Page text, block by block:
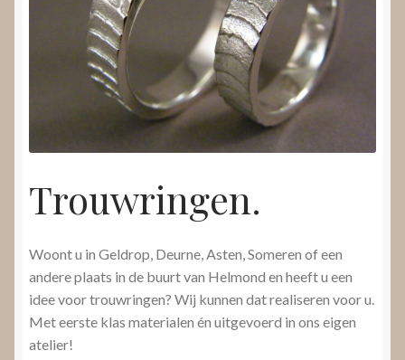
Trouwringen.
Woont u in Geldrop, Deurne, Asten, Someren of een
andere plaats in de buurt van Helmond en heeft u een
idee voor trouwringen? Wij kunnen dat realiseren voor u.
Met eerste klas materialen én uitgevoerd in ons eigen
atelier!